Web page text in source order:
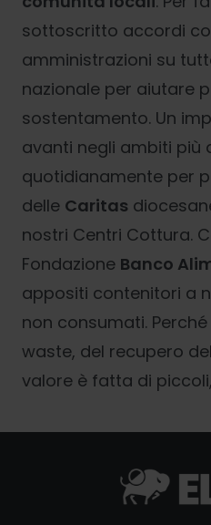
sottoscritto accordi
amministrazioni su
nazionale per aiutare
sostentamento. Un
avanti negli ambiti più
quotidianamente per
delle Caritas
nostri Centri Cottura.
Fondazione Banco
appositi contenitori a
non consumati.
waste, del recupero
valore è fatta di